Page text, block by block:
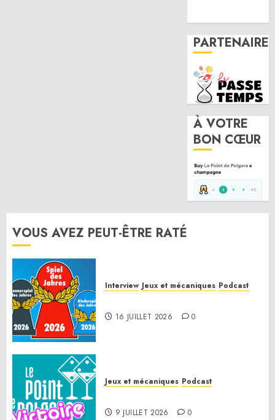
PARTENAIRE
À VOTRE
BON CŒUR
VOUS AVEZ PEUT-ÊTRE RATÉ
Interview Jeux et mécaniques Podcast
16 JUILLET 2026 0
Jeux et mécaniques Podcast
9 JUILLET 2026 0